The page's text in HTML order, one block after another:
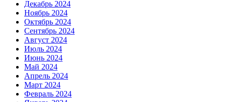
Декабрь 2024
Ноябрь 2024
Октябрь 2024
Сентябрь 2024
Август 2024
Июль 2024
Июнь 2024
Май 2024
Апрель 2024
Март 2024
Февраль 2024